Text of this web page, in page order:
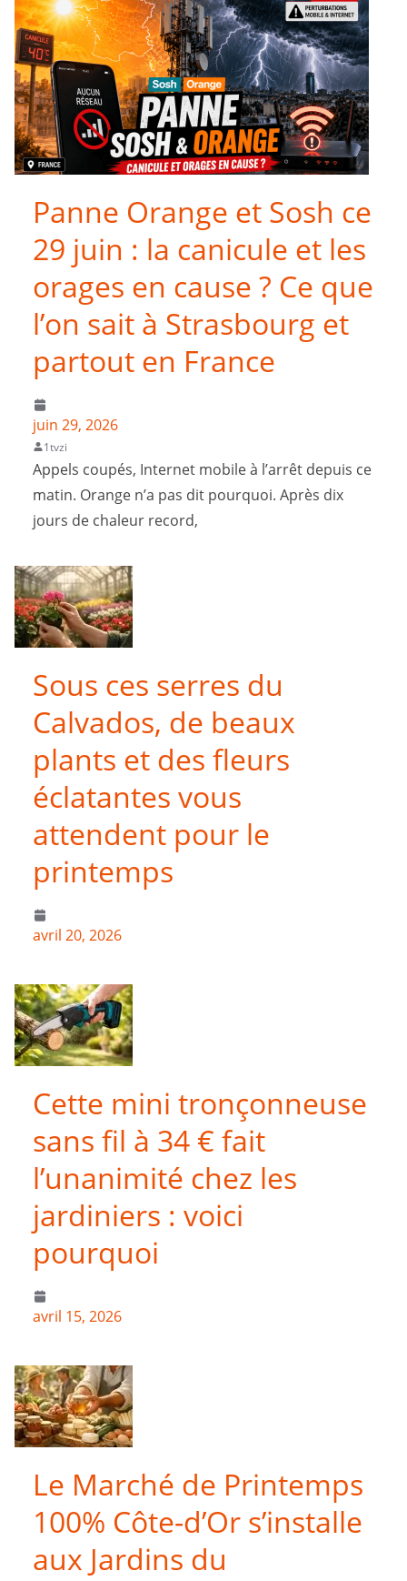
Panne Orange et Sosh ce
29 juin : la canicule et les
orages en cause ? Ce que
l’on sait à Strasbourg et
partout en France
juin 29, 2026
1tvzi
Appels coupés, Internet mobile à l’arrêt depuis ce
matin. Orange n’a pas dit pourquoi. Après dix
jours de chaleur record,
Sous ces serres du
Calvados, de beaux
plants et des fleurs
éclatantes vous
attendent pour le
printemps
avril 20, 2026
Cette mini tronçonneuse
sans fil à 34 € fait
l’unanimité chez les
jardiniers : voici
pourquoi
avril 15, 2026
Le Marché de Printemps
100% Côte-d’Or s’installe
aux Jardins du